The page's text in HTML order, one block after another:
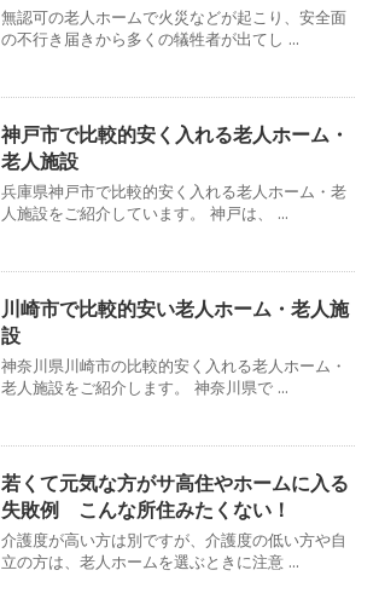
無認可の老人ホームで火災などが起こり、安全面
の不行き届きから多くの犠牲者が出てし ...
神戸市で比較的安く入れる老人ホーム・
老人施設
兵庫県神戸市で比較的安く入れる老人ホーム・老
人施設をご紹介しています。 神戸は、 ...
川崎市で比較的安い老人ホーム・老人施
設
神奈川県川崎市の比較的安く入れる老人ホーム・
老人施設をご紹介します。 神奈川県で ...
若くて元気な方がサ高住やホームに入る
失敗例 こんな所住みたくない！
介護度が高い方は別ですが、介護度の低い方や自
立の方は、老人ホームを選ぶときに注意 ...